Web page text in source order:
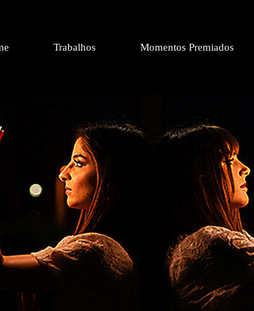
Trabalhos Momentos Premiados